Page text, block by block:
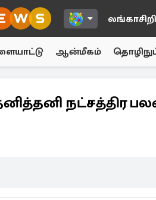
லங்காசிறி
ஆன்மீகம்
நட்சத்திர